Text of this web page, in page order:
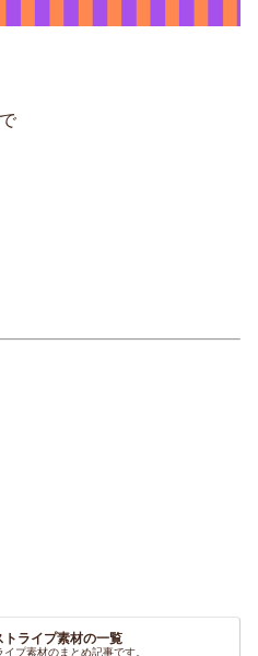
トライプ素材の一覧
プ素材のまとめ記事です。